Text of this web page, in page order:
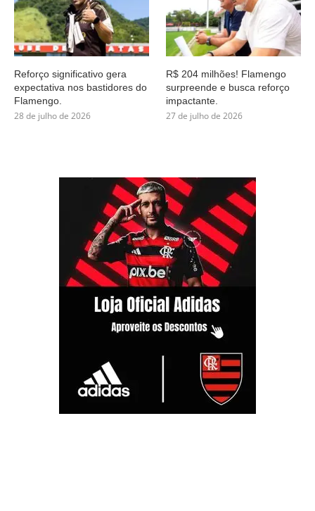
Reforço significativo gera
expectativa nos bastidores do
Flamengo.
28 de julho de 2026
R$ 204 milhões! Flamengo
surpreende e busca reforço
impactante.
27 de julho de 2026